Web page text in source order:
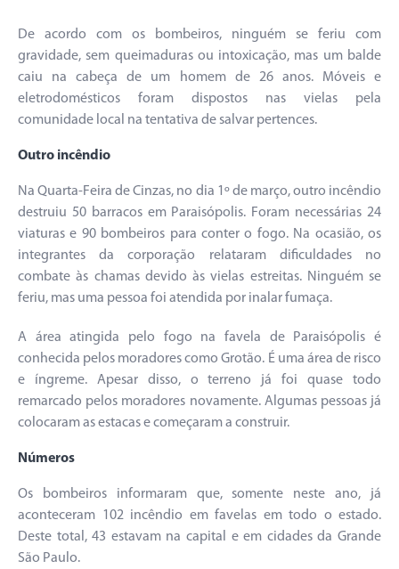
De acordo com os bombeiros, ninguém se feriu com
gravidade, sem queimaduras ou intoxicação, mas um balde
caiu na cabeça de um homem de 26 anos. Móveis e
eletrodomésticos foram dispostos nas vielas pela
comunidade local na tentativa de salvar pertences.
Outro incêndio
Na Quarta-Feira de Cinzas, no dia 1º de março, outro incêndio
destruiu 50 barracos em Paraisópolis. Foram necessárias 24
viaturas e 90 bombeiros para conter o fogo. Na ocasião, os
integrantes da corporação relataram dificuldades no
combate às chamas devido às vielas estreitas. Ninguém se
feriu, mas uma pessoa foi atendida por inalar fumaça.
A área atingida pelo fogo na favela de Paraisópolis é
conhecida pelos moradores como Grotão. É uma área de risco
e íngreme. Apesar disso, o terreno já foi quase todo
remarcado pelos moradores novamente. Algumas pessoas já
colocaram as estacas e começaram a construir.
Números
Os bombeiros informaram que, somente neste ano, já
aconteceram 102 incêndio em favelas em todo o estado.
Deste total, 43 estavam na capital e em cidades da Grande
São Paulo.